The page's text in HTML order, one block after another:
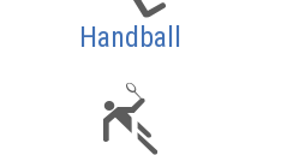
Handball